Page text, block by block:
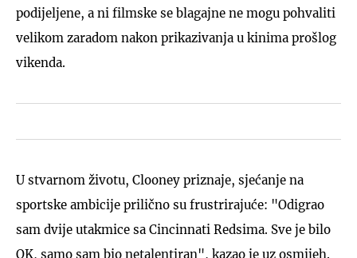
podijeljene, a ni filmske se blagajne ne mogu pohvaliti
velikom zaradom nakon prikazivanja u kinima prošlog
vikenda.
U stvarnom životu, Clooney priznaje, sjećanje na
sportske ambicije prilično su frustrirajuće: "Odigrao
sam dvije utakmice sa Cincinnati Redsima. Sve je bilo
OK, samo sam bio netalentiran", kazao je uz osmijeh.